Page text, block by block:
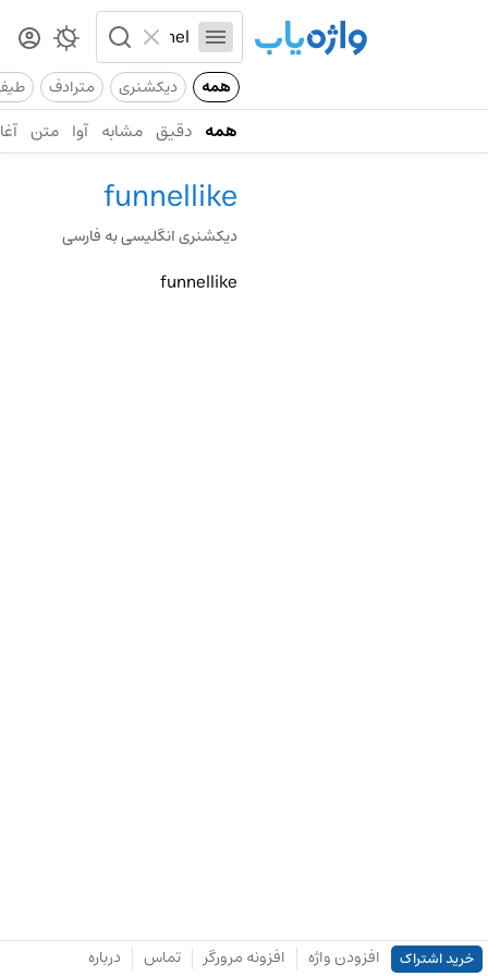
همه دیکشنری مترادف
همه دقیق مشابه آوا متن
funnellike
دیکشنری انگلیسی به فارسی
funnellike
خرید اشتراک افزودن واژه افزونه مرورگر تماس درباره